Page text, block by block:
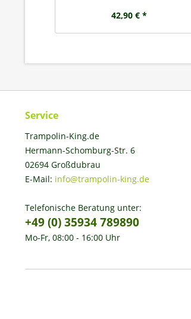
42,90 € *
Service
Trampolin-King.de
Hermann-Schomburg-Str. 6
02694 Großdubrau
E-Mail: info@trampolin-king.de
Telefonische Beratung unter:
+49 (0) 35934 789890
Mo-Fr, 08:00 - 16:00 Uhr